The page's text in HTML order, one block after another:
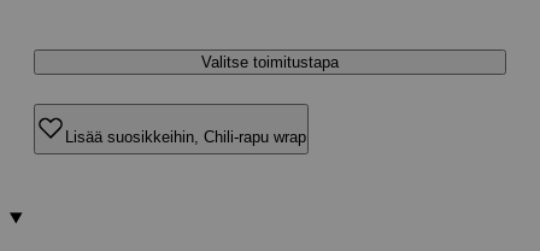
Valitse toimitustapa
Lisää suosikkeihin, Chili-rapu wrap